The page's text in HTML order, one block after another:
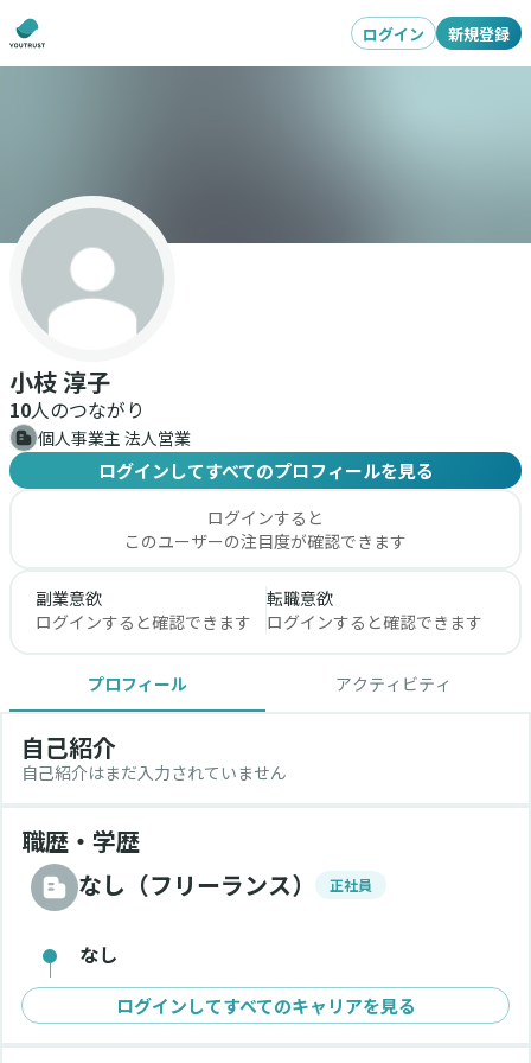
ログイン 新規登録
小枝 淳子
10人のつながり
個人事業主 法人営業
ログインしてすべてのプロフィールを見る
ログインすると
このユーザーの注目度が確認できます
副業意欲
ログインすると確認できます
転職意欲
ログインすると確認できます
プロフィール アクティビティ
自己紹介
自己紹介はまだ入力されていません
職歴・学歴
なし（フリーランス）
正社員
なし
ログインしてすべてのキャリアを見る